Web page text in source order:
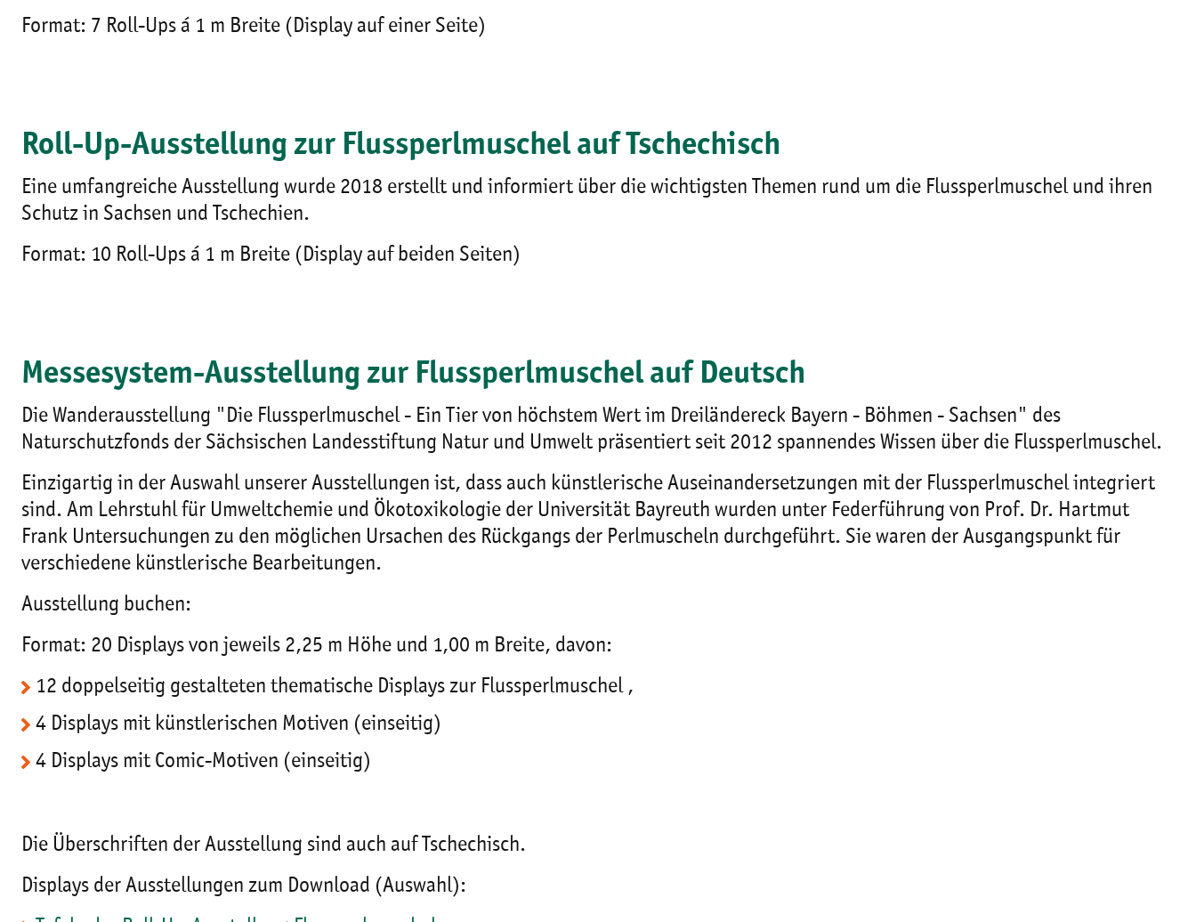
Format: 7 Roll-Ups á 1 m Breite (Display auf einer Seite)
Roll-Up-Ausstellung zur Flussperlmuschel auf Tschechisch
Eine umfangreiche Ausstellung wurde 2018 erstellt und informiert über die wichtigsten Themen rund um die Flussperlmuschel und ihren
Schutz in Sachsen und Tschechien.
Format: 10 Roll-Ups á 1 m Breite (Display auf beiden Seiten)
Messesystem-Ausstellung zur Flussperlmuschel auf Deutsch
Die Wanderausstellung "Die Flussperlmuschel - Ein Tier von höchstem Wert im Dreiländereck Bayern - Böhmen - Sachsen" des
Naturschutzfonds der Sächsischen Landesstiftung Natur und Umwelt präsentiert seit 2012 spannendes Wissen über die Flussperlmuschel.
Einzigartig in der Auswahl unserer Ausstellungen ist, dass auch künstlerische Auseinandersetzungen mit der Flussperlmuschel integriert
sind. Am Lehrstuhl für Umweltchemie und Ökotoxikologie der Universität Bayreuth wurden unter Federführung von Prof. Dr. Hartmut
Frank Untersuchungen zu den möglichen Ursachen des Rückgangs der Perlmuscheln durchgeführt. Sie waren der Ausgangspunkt für
verschiedene künstlerische Bearbeitungen.
Ausstellung buchen:
Format: 20 Displays von jeweils 2,25 m Höhe und 1,00 m Breite, davon:
12 doppelseitig gestalteten thematische Displays zur Flussperlmuschel ,
4 Displays mit künstlerischen Motiven (einseitig)
4 Displays mit Comic-Motiven (einseitig)
Die Überschriften der Ausstellung sind auch auf Tschechisch.
Displays der Ausstellungen zum Download (Auswahl):